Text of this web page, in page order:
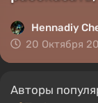
Hennadiy
20 Октября
Авторы